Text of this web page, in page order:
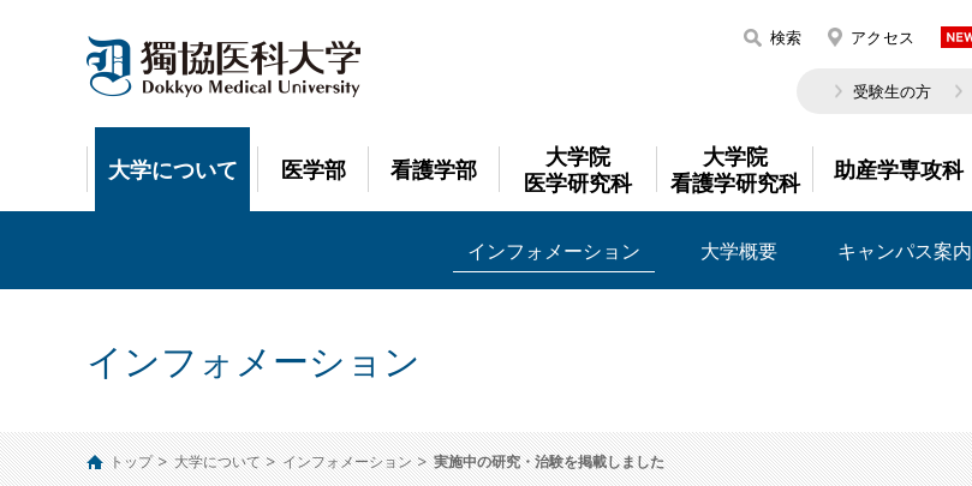
検索 アクセス
受験生の方
大学について
インフォメーション 大学概要 キャンパス案内
医学部 看護学部
大学院
医学研究科
大学院
看護学研究科
助産学専攻科
インフォメーション
トップ 大学について インフォメーション 実施中の研究・治験を掲載しました